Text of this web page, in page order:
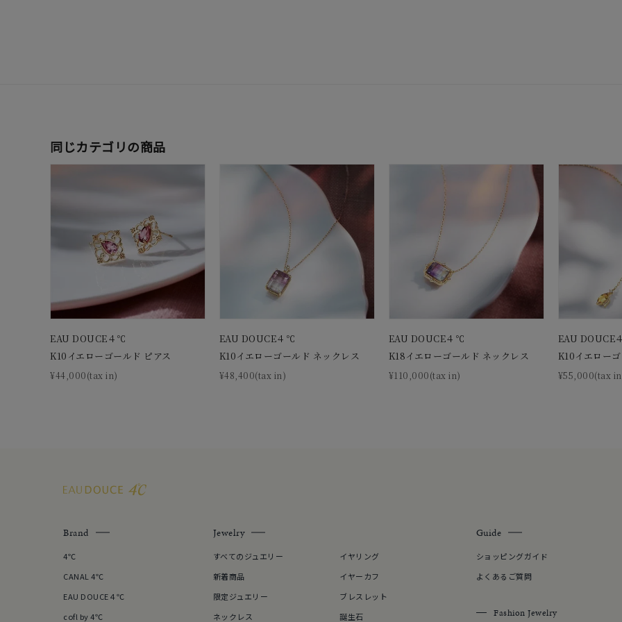
価格
在庫ありのみ
同じカテゴリの商品
EAU DOUCE４℃
K10イエローゴールド ピアス
¥44,000(tax in)
EAU DOUCE４℃
K10イエローゴールド ネックレス
¥48,400(tax in)
EAU DOUCE４℃
K18イエローゴールド ネックレス
¥110,000(tax in)
EAU DOUCE
K10イエロー
¥55,000(tax
Brand
4℃
CANAL 4℃
EAU DOUCE４℃
cofl by 4℃
Jewelry
すべてのジュエリー
新着商品
限定ジュエリー
ネックレス
イヤリング
イヤーカフ
ブレスレット
誕生石
Guide
ショッピングガイド
よくあるご質問
Fashion Jewelry